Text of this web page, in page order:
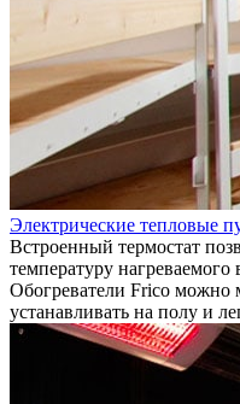
Электрические тепловые
Встроенный термостат
температуру
Обогреватели Frico можно
устанавливать на полу и